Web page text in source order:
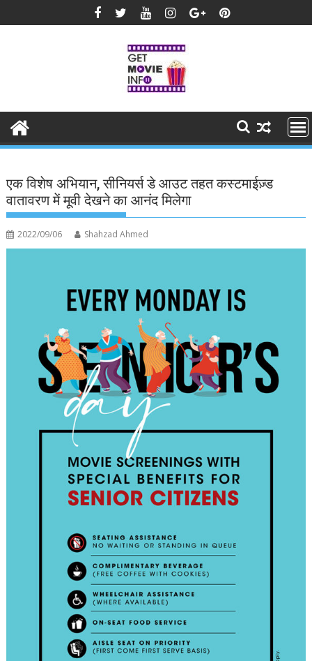
to
एक विशेष अभियान, सीनियर्स डे आउट तहत कस्टमाईज़्ड
वातावरण में मूवी देखने का आनंद मिलेगा
2022/09/06 Shahzad Ahmed